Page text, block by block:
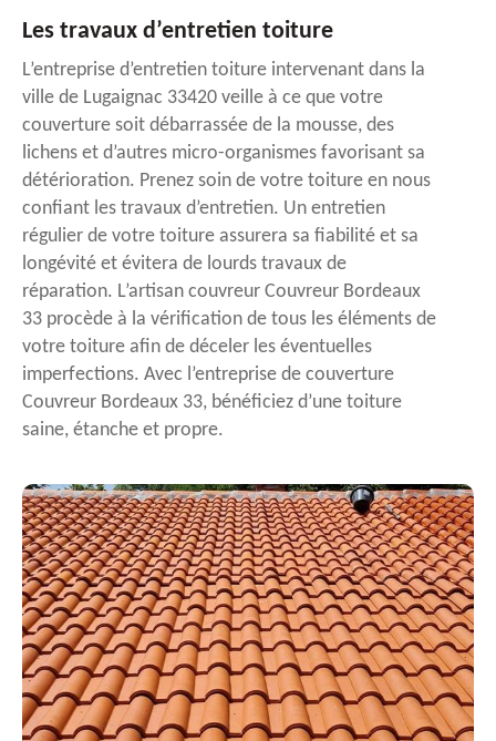
Les travaux d’entretien toiture
L’entreprise d’entretien toiture intervenant dans la
ville de Lugaignac 33420 veille à ce que votre
couverture soit débarrassée de la mousse, des
lichens et d’autres micro-organismes favorisant sa
détérioration. Prenez soin de votre toiture en nous
confiant les travaux d’entretien. Un entretien
régulier de votre toiture assurera sa fiabilité et sa
longévité et évitera de lourds travaux de
réparation. L’artisan couvreur Couvreur Bordeaux
33 procède à la vérification de tous les éléments de
votre toiture afin de déceler les éventuelles
imperfections. Avec l’entreprise de couverture
Couvreur Bordeaux 33, bénéficiez d’une toiture
saine, étanche et propre.